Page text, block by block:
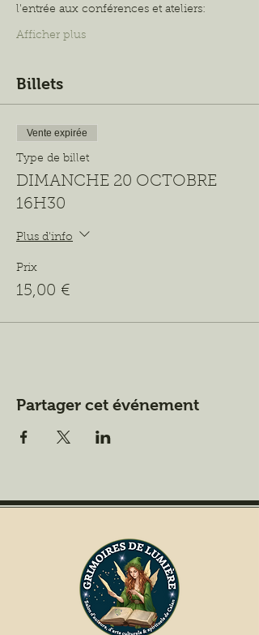
l'entrée aux conférences et ateliers:
Afficher plus
Billets
Vente expirée
Type de billet
DIMANCHE 20 OCTOBRE
16H30
Plus d'info
Prix
15,00 €
Partager cet événement